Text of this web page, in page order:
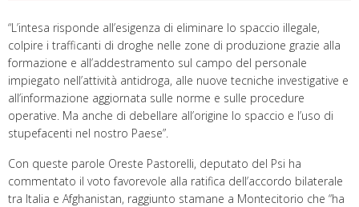
“L’intesa risponde all’esigenza di eliminare lo spaccio illegale,
colpire i trafficanti di droghe nelle zone di produzione grazie alla
formazione e all’addestramento sul campo del personale
impiegato nell’attività antidroga, alle nuove tecniche investigative e
all’informazione aggiornata sulle norme e sulle procedure
operative. Ma anche di debellare all’origine lo spaccio e l’uso di
stupefacenti nel nostro Paese”.
Con queste parole Oreste Pastorelli, deputato del Psi ha
commentato il voto favorevole alla ratifica dell’accordo bilaterale
tra Italia e Afghanistan, raggiunto stamane a Montecitorio che “ha